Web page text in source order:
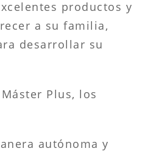
productos y
a su familia,
desarrollar su
Plus, los
autónoma y